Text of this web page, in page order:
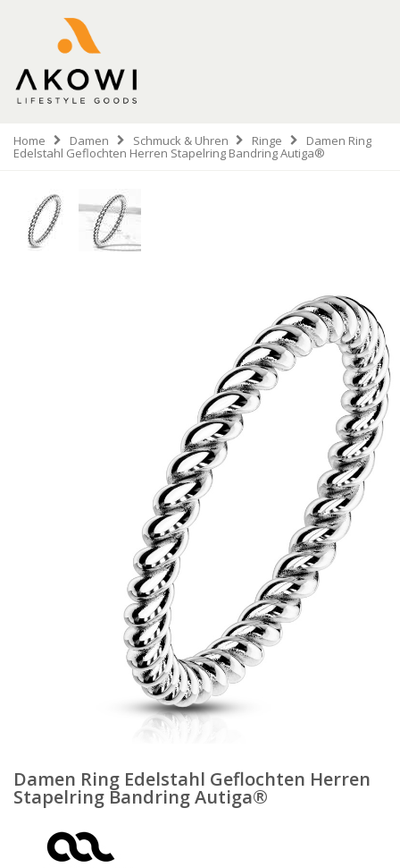
Home Damen Schmuck & Uhren Ringe Damen Ring
Edelstahl Geflochten Herren Stapelring Bandring Autiga®
Damen Ring Edelstahl Geflochten Herren
Stapelring Bandring Autiga®